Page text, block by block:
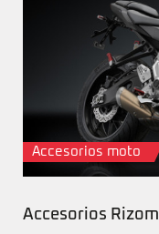
Accesorios moto
Accesorios